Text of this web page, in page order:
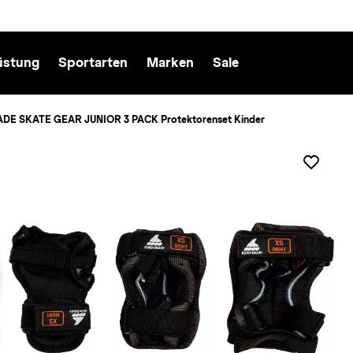
Sportarten Marken Sale
SKATE GEAR JUNIOR 3 PACK Protektorenset Kinder